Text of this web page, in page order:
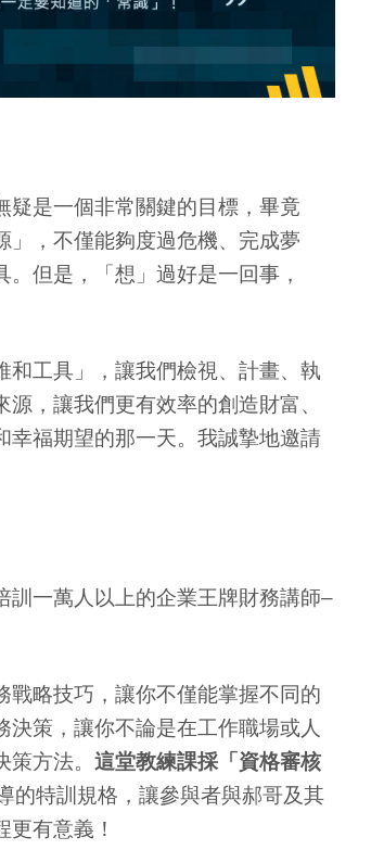
疑是一個非常關鍵的目標，畢竟
」，不僅能夠度過危機、完成夢
但是，「想」過好是一回事，
和工具」，讓我們檢視、計畫、執
，讓我們更有效率的創造財富、
幸福期望的那一天。我誠摯地邀請
訓一萬人以上的企業王牌財務講師–
戰略技巧，讓你不僅能掌握不同的
策，讓你不論是在工作職場或人
方法。 這堂教練課採「資格審核
的特訓規格，讓參與者與郝哥及其
有意義！